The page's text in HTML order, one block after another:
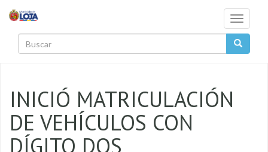
Toggle
INICIÓ MATRICULACIÓN
DE VEHÍCULOS CON
DÍGITO DOS